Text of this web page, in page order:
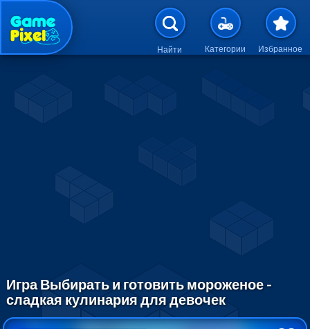
Перейти к основному
Найти Категории Избранное
Игра Выбирать и готовить мороженое -
сладкая кулинария для девочек